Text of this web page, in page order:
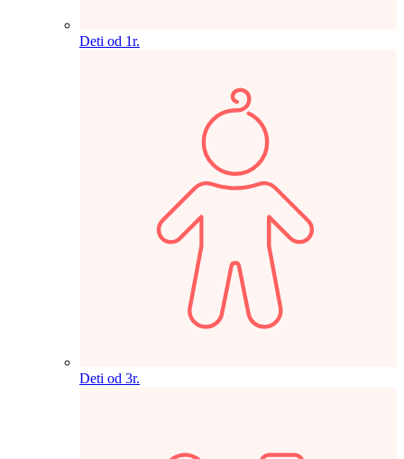
Deti od 1r.
Deti od 3r.